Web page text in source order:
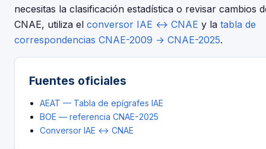
necesitas la clasificación estadística o revisar cambios
CNAE, utiliza el conversor IAE ↔ CNAE y la tabla de
correspondencias CNAE-2009 → CNAE-2025.
Fuentes oficiales
AEAT — Tabla de epígrafes IAE
BOE — referencia CNAE-2025
Conversor IAE ↔ CNAE